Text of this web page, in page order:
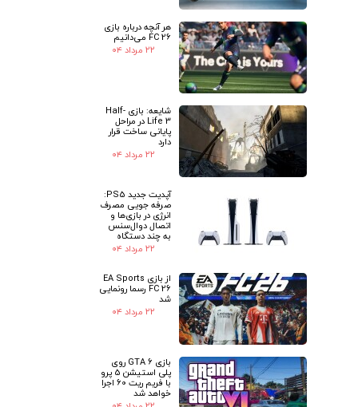
هر آنچه درباره بازی
FC 26 می‌دانیم
۲۲ مرداد ۰۴
شایعه: بازی Half-
Life 3 در مراحل
پایانی ساخت قرار
دارد
۲۲ مرداد ۰۴
آپدیت جدید PS5:
صرفه جویی مصرف
انرژی در بازی‌ها و
اتصال دوال‌سنس
به چند دستگاه
۲۲ مرداد ۰۴
از بازی EA Sports
FC 26 رسما رونمایی
شد
۲۲ مرداد ۰۴
بازی GTA 6 روی
پلی استیشن 5 پرو
با فریم ریت 60 اجرا
خواهد شد